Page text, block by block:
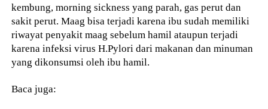
kembung, morning sickness yang parah, gas perut dan
sakit perut. Maag bisa terjadi karena ibu sudah memiliki
riwayat penyakit maag sebelum hamil ataupun terjadi
karena infeksi virus H.Pylori dari makanan dan minuman
yang dikonsumsi oleh ibu hamil.
Baca juga: